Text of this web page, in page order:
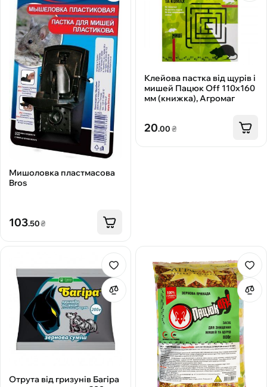
Мишоловка пластмасова
Bros
103.50₴
Клейова пастка від щурів і
мишей Пацюк Off 110х160
мм (книжка), Агромаг
20.00₴
Отрута від гризунів Багіра